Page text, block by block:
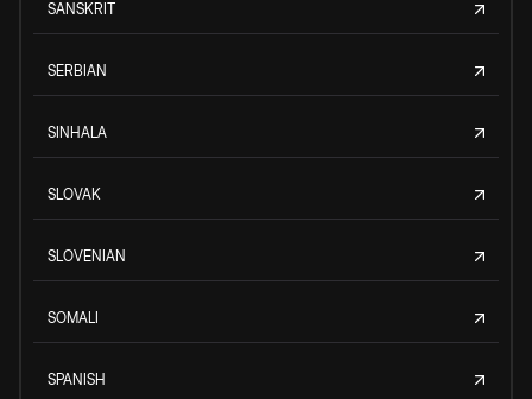
SANSKRIT
SERBIAN
SINHALA
SLOVAK
SLOVENIAN
SOMALI
SPANISH